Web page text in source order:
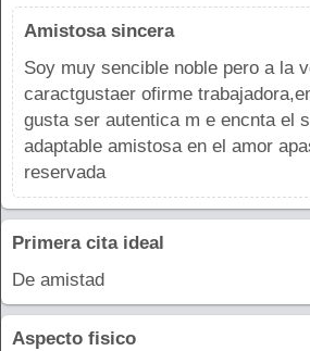
Amistosa sincera
Soy muy sencible noble pero a la
caractgustaer ofirme
gusta ser autentica m e encnta el
adaptable amistosa en el amor
reservada
Primera cita ideal
De amistad
Aspecto fisico